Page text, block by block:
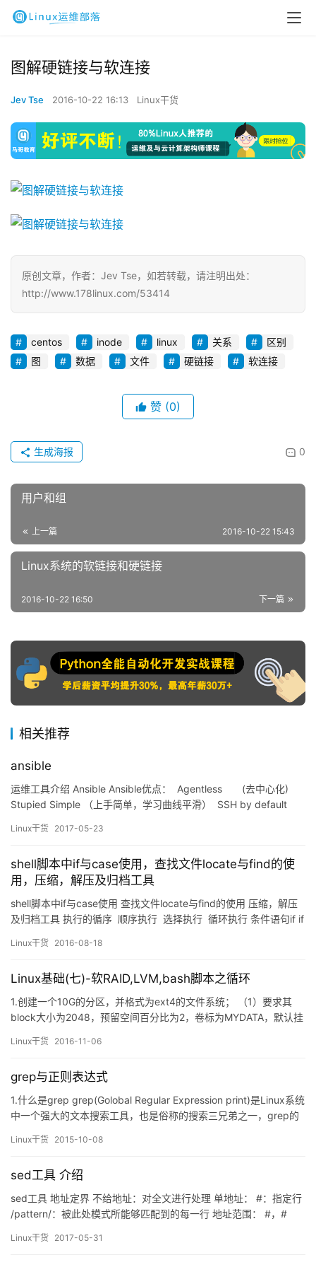
图解硬链接与软连接
Jev Tse 2016-10-22 16:13 Linux干货
原创文章，作者：Jev Tse，如若转载，请注明出处：
http://www.178linux.com/53414
centos inode linux 关系
区别
图
数据 文件 硬链接 软连接
赞 (0)
0
生成海报
用户和组
上一篇 2016-10-22 15:43
Linux系统的软链接和硬链接
下一篇
2016-10-22 16:50
相关推荐
ansible
运维工具介绍 Ansible Ansible优点： Agentless (去中心化)
Stupied Simple （上手简单，学习曲线平滑） SSH by default
单，维护方便） 自动工具衍…
Linux干货 2017-05-23
shell脚本中if与case使用，查找文件locate与find的使
用，压缩，解压及归档工具
shell脚本中if与case使用 查找文件locate与find的使用 压缩，解压
及归档工具 执行的循序 顺序执行 选择执行 循环执行 条件语句if if
断:then &nbs…
Linux干货 2016-08-18
Linux基础(七)-软RAID,LVM,bash脚本之循环
1.创建一个10G的分区，并格式为ext4的文件系统； （1）要求其
block大小为2048，预留空间百分比为2，卷标为MYDATA，默认挂
程序自动运行，且不更新文件的访问时间戳；
Linux干货 2016-11-06
grep与正则表达式
1.什么是grep grep(Golobal Regular Expression print)是Linux系统
中一个强大的文本搜索工具，也是俗称的搜索三兄弟之一，grep的
件的内容；在搜索文本的过程中，可以利用到“正则表达式”来定以自
Linux干货 2015-10-08
sed工具 介绍
sed工具 地址定界 不给地址：对全文进行处理 单地址： #：指定行
/pattern/：被此处模式所能够匹配到的每一行 地址范围： #，#
n passwd >passwd2 新建文件 sep -n ‘/^h//^s/’…
Linux干货 2017-05-31